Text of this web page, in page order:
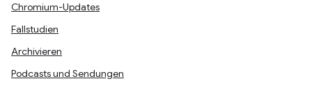
Chromium-Updates
Fallstudien
Archivieren
Podcasts und Sendungen